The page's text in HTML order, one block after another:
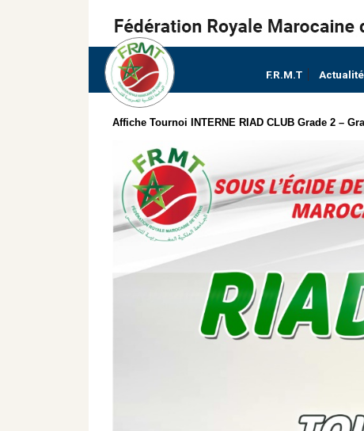
F.R.M.T
Affiche Tournoi INTERNE RIAD CLUB Grade 2 –